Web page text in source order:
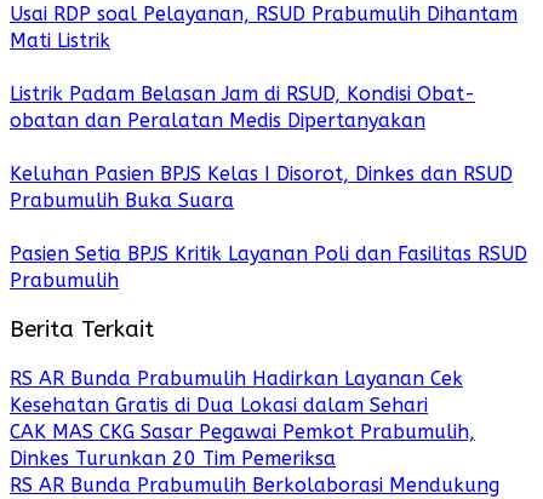
Usai RDP soal Pelayanan, RSUD Prabumulih Dihantam
Mati Listrik
Listrik Padam Belasan Jam di RSUD, Kondisi Obat-
obatan dan Peralatan Medis Dipertanyakan
Keluhan Pasien BPJS Kelas I Disorot, Dinkes dan RSUD
Prabumulih Buka Suara
Pasien Setia BPJS Kritik Layanan Poli dan Fasilitas RSUD
Prabumulih
Berita Terkait
RS AR Bunda Prabumulih Hadirkan Layanan Cek
Kesehatan Gratis di Dua Lokasi dalam Sehari
CAK MAS CKG Sasar Pegawai Pemkot Prabumulih,
Dinkes Turunkan 20 Tim Pemeriksa
RS AR Bunda Prabumulih Berkolaborasi Mendukung